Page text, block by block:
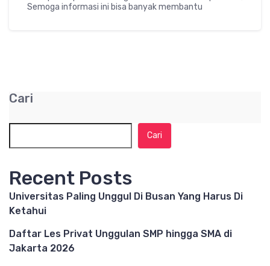
Semoga informasi ini bisa banyak membantu
Cari
Cari
Recent Posts
Universitas Paling Unggul Di Busan Yang Harus Di
Ketahui
Daftar Les Privat Unggulan SMP hingga SMA di
Jakarta 2026